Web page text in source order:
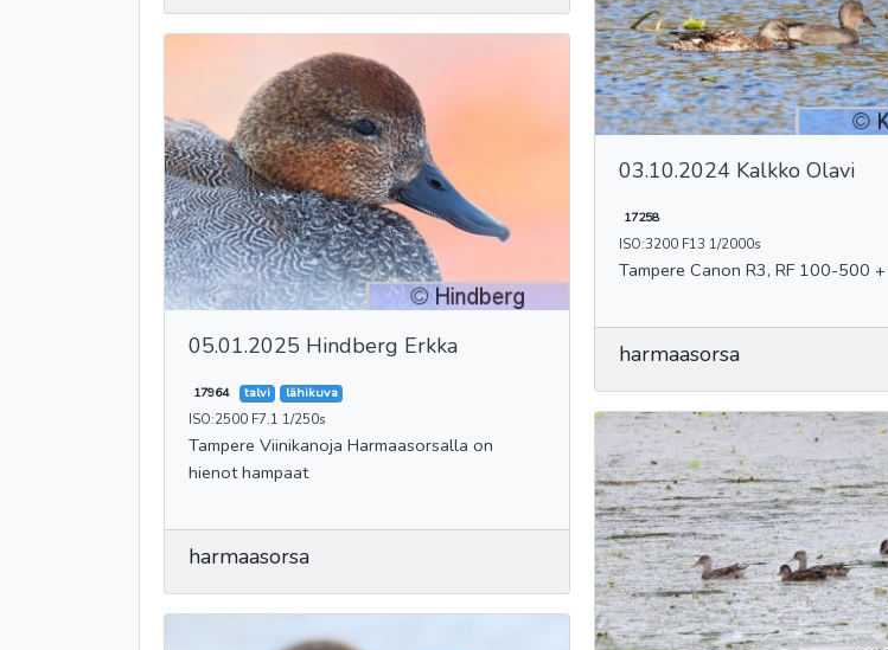
05.01.2025 Hindberg Erkka
17964 talvi lähikuva
ISO:2500 F7.1 1/250s
Tampere Viinikanoja Harmaasorsalla on
hienot hampaat
harmaasorsa
03.10.2024 Kalkko Olavi
17258
ISO:3200 F13 1/2000s
Tampere Canon R3, RF 100-
harmaasorsa